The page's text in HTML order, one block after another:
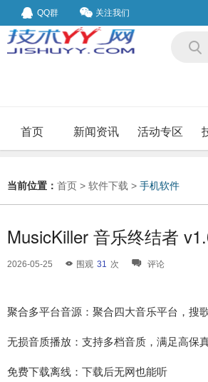
QQ群 关注我们
首页 新闻资讯 活动专区
当前位置： 首页 > 软件下载 > 手机软件
MusicKiller 音乐终结者
2026-05-25 围观 31 次 评论
聚合多平台音源：聚合四大音乐平台，搜
无损音质播放：支持多档音质，满足高保
免费下载离线：下载后无网也能听